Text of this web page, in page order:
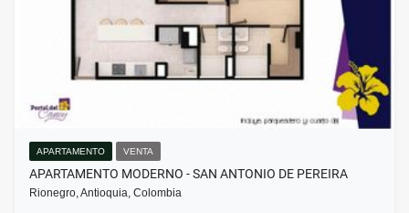
APARTAMENTO VENTA
APARTAMENTO MODERNO - SAN ANTONIO DE PEREIRA
Rionegro, Antioquia, Colombia